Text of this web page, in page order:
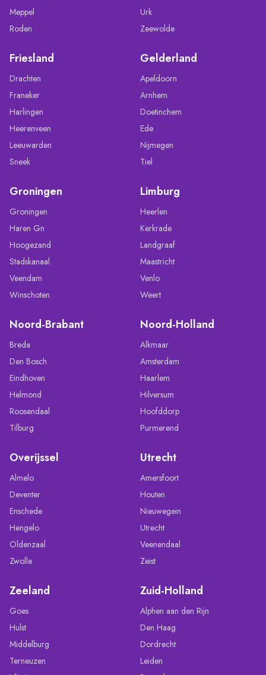
Meppel
Roden
Urk
Zeewolde
Friesland
Drachten
Franeker
Harlingen
Heerenveen
Leeuwarden
Sneek
Gelderland
Apeldoorn
Arnhem
Doetinchem
Ede
Nijmegen
Tiel
Groningen
Groningen
Haren Gn
Hoogezand
Stadskanaal
Veendam
Winschoten
Limburg
Heerlen
Kerkrade
Landgraaf
Maastricht
Venlo
Weert
Noord-Brabant
Breda
Den Bosch
Eindhoven
Helmond
Roosendaal
Tilburg
Noord-Holland
Alkmaar
Amsterdam
Haarlem
Hilversum
Hoofddorp
Purmerend
Overijssel
Almelo
Deventer
Enschede
Hengelo
Oldenzaal
Zwolle
Utrecht
Amersfoort
Houten
Nieuwegein
Utrecht
Veenendaal
Zeist
Zeeland
Goes
Hulst
Middelburg
Terneuzen
Zuid-Holland
Alphen aan den Rijn
Den Haag
Dordrecht
Leiden